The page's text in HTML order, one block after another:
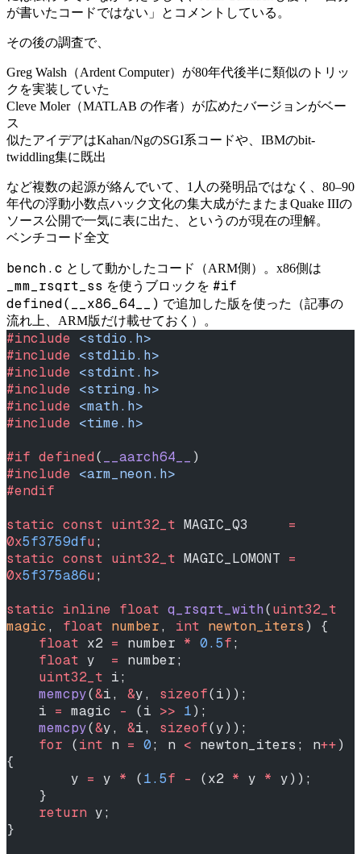
が書いたコードではない」とコメントしている。
その後の調査で、
Greg Walsh（Ardent Computer）が80年代後半に類似のトリッ
クを実装していた
Cleve Moler（MATLAB の作者）が広めたバージョンがベー
ス
似たアイデアはKahan/NgのSGI系コードや、IBMのbit-
twiddling集に既出
など複数の起源が絡んでいて、1人の発明品ではなく、80–90
年代の浮動小数点ハック文化の集大成がたまたまQuake IIIの
ソース公開で一気に表に出た、というのが現在の理解。
ベンチコード全文
bench.c として動かしたコード（ARM側）。x86側は
_mm_rsqrt_ss を使うブロックを #if
defined(__x86_64__) で追加した版を使った（記事の
流れ上、ARM版だけ載せておく）。
#include <stdio.h>
#include <stdlib.h>
#include <stdint.h>
#include <string.h>
#include <math.h>
#include <time.h>
#if defined(__aarch64__ )
#include <arm_neon.h>
#endif
static const uint32_t MAGIC_Q3 =
0x5f3759dfu;
static const uint32_t MAGIC_LOMONT =
0x5f375a86u;
static inline float q_rsqrt_with(uint32_t
magic , float number, int newton_iters ) {
    float
x2 = number * 0.5f;
    float
y = number;
    uint32_t
i;
    memcpy
(&i, &y, sizeof(i));
    i
= magic - (i >> 1);
    memcpy
(&y, &i, sizeof(y));
    for
(int n = 0; n < newton_iters; n++)
{
        y
= y * (1.5f - (x2 * y * y));
    }
    return
y;
}